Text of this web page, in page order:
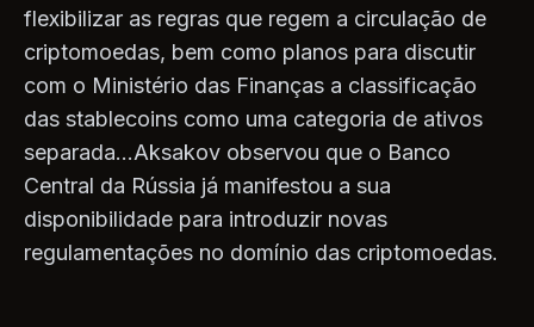
flexibilizar as regras que regem a circulação de
criptomoedas, bem como planos para discutir
com o Ministério das Finanças a classificação
das stablecoins como uma categoria de ativos
separada...Aksakov observou que o Banco
Central da Rússia já manifestou a sua
disponibilidade para introduzir novas
regulamentações no domínio das criptomoedas.